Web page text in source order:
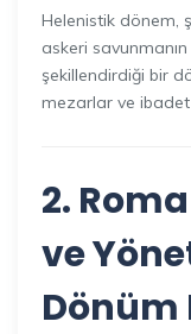
Helenistik dönem,
askeri
şekillendirdiği bir
mezarlar ve ibadet
2.
ve
Dönüm